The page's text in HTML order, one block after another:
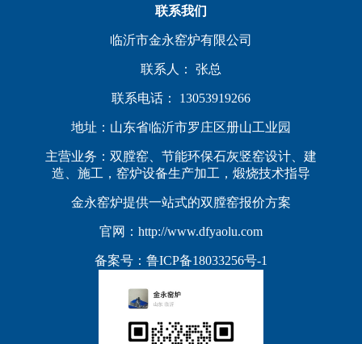
联系我们
临沂市金永窑炉有限公司
联系人： 张总
联系电话： 13053919266
地址：山东省临沂市罗庄区册山工业园
主营业务：双膛窑、节能环保石灰竖窑设计、建
造、施工，窑炉设备生产加工，煅烧技术指导
金永窑炉提供一站式的双膛窑报价方案
官网：http://www.dfyaolu.com
备案号： 鲁ICP备18033256号-1